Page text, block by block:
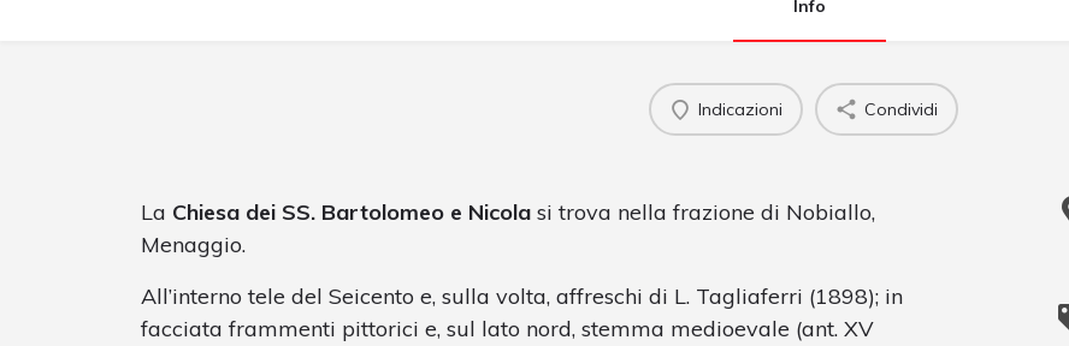
Info
Indicazioni Condividi
La Chiesa dei SS. Bartolomeo e Nicola si trova nella frazione di Nobiallo,
Menaggio.
All’interno tele del Seicento e, sulla volta, affreschi di L. Tagliaferri (1898); in
facciata frammenti pittorici e, sul lato nord, stemma medioevale (ant. XV